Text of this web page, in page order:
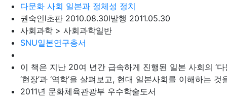
다문화 사회 일본과 정체성 정치
권숙인l초판 2010.08.30l발행 2011.05.30
사회과학 > 사회과학일반
SNU일본연구총서
이 책은 지난 20여 년간 급속하게 진행된 일본 사회의 ‘
‘현장’과 ‘역학’을 살펴보고, 현대 일본사회를 이해하는
2011년 문화체육관광부 우수학술도서